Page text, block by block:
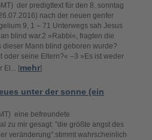
der predigttext für den 8. sonntag
nach der neuen genfer
9, 1 – 71 Unterwegs sah Jesus
blind war.2 »Rabbi«, fragten die
dieser Mann blind geboren wurde?
oder seine Eltern?« –3 »Es ist weder
El... [mehr]
unter der sonne (ein
eine befreundete
zu mir gesagt: "die größte angst des
veränderung".stimmt wahrscheinlich